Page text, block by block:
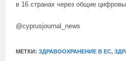
в 16 странах через общие
@cyprusjournal_news
МЕТКИ:ЗДРАВООХРАНЕНИЕ В ЕС,